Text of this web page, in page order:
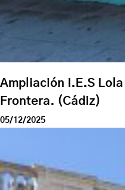
Ampliación I.E.S
Frontera. (Cádiz)
05/12/2025